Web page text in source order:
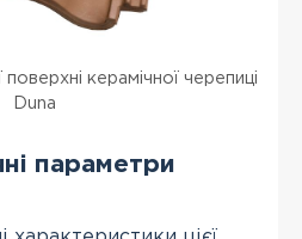
керамічної черепиці
Duna
параметри